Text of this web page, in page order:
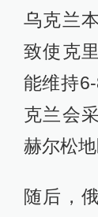
乌克兰
致使克
能维持
克兰会
赫尔松
随后，